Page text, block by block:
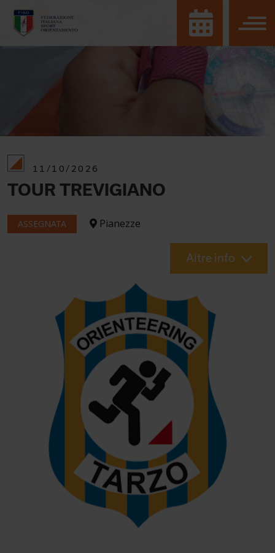
11/10/2026
TOUR TREVIGIANO
ASSEGNATA Pianezze
Altre info